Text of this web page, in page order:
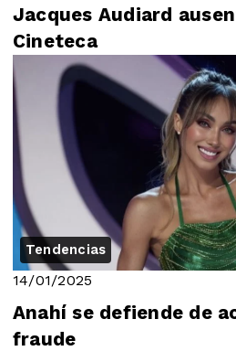
Jacques Audiard
Cineteca
Tendencias
14/01/2025
Anahí se defiende de
fraude